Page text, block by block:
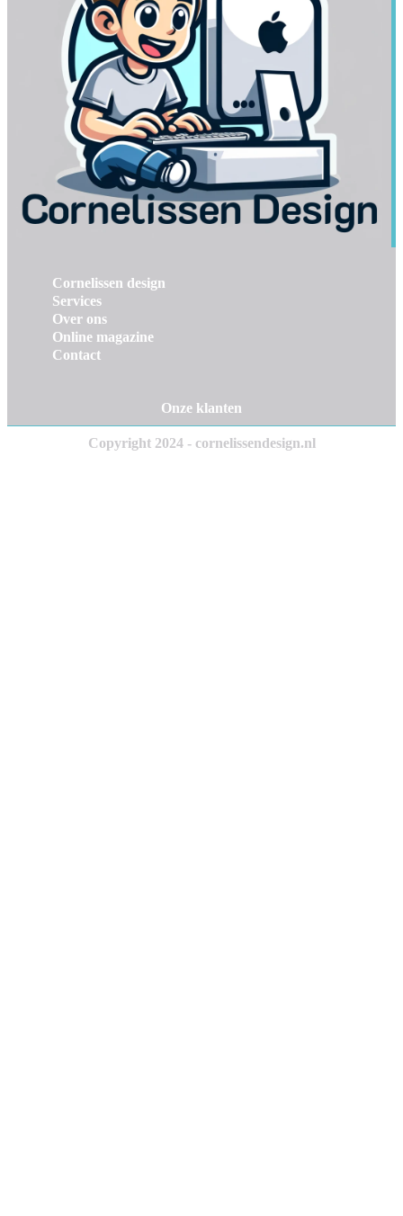
Cornelissen design
Services
Over ons
Online magazine
Contact
Onze klanten
Copyright 2024 - cornelissendesign.nl